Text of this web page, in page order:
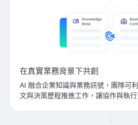
在真實業務背景下共創
AI 融合企業知識與業務訊號，團隊可
文與決策歷程推進工作，讓協作與執行